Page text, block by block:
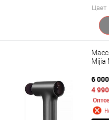
Цвет
Mijia
6
4